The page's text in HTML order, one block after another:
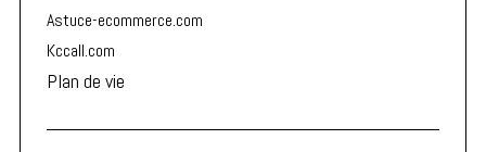
Astuce-ecommerce.com
Kccall.com
Plan de vie